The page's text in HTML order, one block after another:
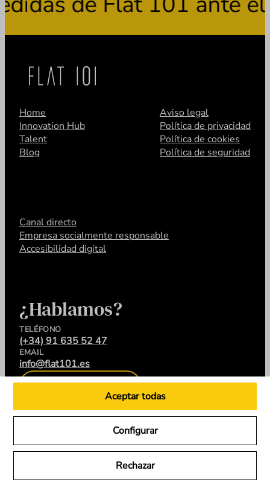
Configurar
Rechazar
Aceptar todas
Home
Innovation Hub
Talent
Blog
Aviso legal
Política de privacidad
Política de cookies
Política de seguridad
Canal directo
Empresa socialmente responsable
Accesibilidad digital
¿Hablamos?
TELÉFONO
(+34) 91 635 52 47
EMAIL
info@flat101.es
CONTACTA
Flat 101 © 2026. Todos los derechos reservados.
LinkedInInstagramYouTube
X